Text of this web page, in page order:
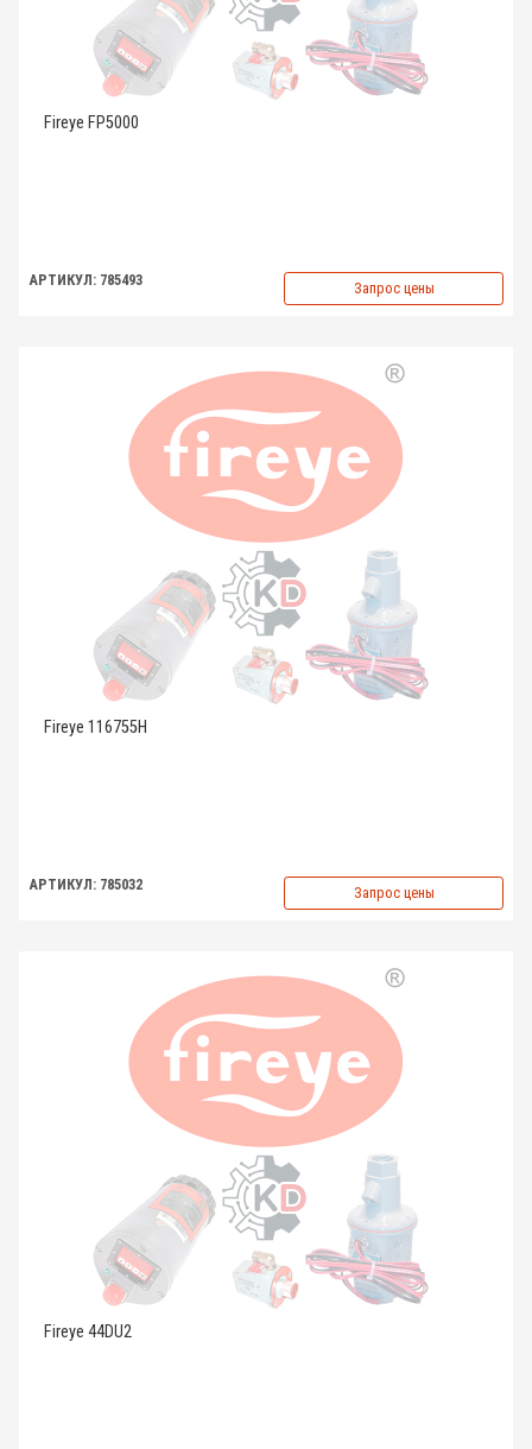
Fireye FP5000
АРТИКУЛ: 785493 Запрос цены
Fireye 116755H
АРТИКУЛ: 785032 Запрос цены
Fireye 44DU2